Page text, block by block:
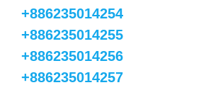
+886235014254
+886235014255
+886235014256
+886235014257